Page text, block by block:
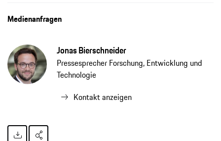
Medienanfragen
Jonas Bierschneider
Pressesprecher Forschung, Entwicklung und
Technologie
Kontakt anzeigen